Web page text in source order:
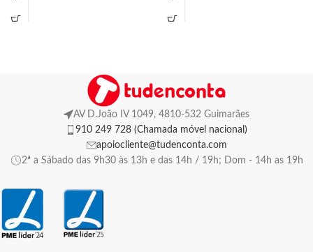
AV D.João IV 1049, 4810-532 Guimarães
910 249 728 (Chamada móvel nacional)
apoiocliente@tudenconta.com
2ª a Sábado das 9h30 às 13h e das 14h / 19h; Dom - 14h as 19h